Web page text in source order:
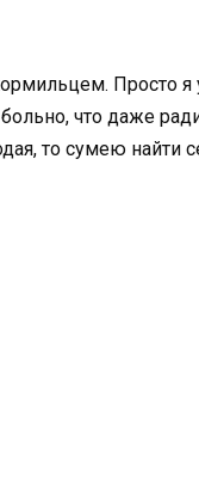
Просто я
что даже
то сумею найти